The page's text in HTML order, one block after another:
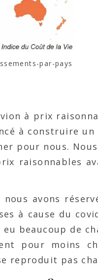
par-pays
à prix
à construire
pour nous.
raisonnables
avons
à cause du
beaucoup de
pour moins
reproduit pas